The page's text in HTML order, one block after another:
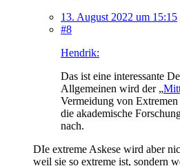
13. August 2022 um 15:15
#8
Hendrik:
Das ist eine interessante
Allgemeinen wird der „
Vermeidung von Extremen
die akademische
nach.
DIe extreme Askese wird aber
weil sie so extreme ist, sondern